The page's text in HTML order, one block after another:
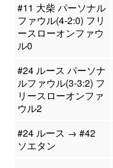
#11 大柴 パーソナル
ファウル(4-2:0) フリ
ースローオンファウ
ル0
#24 ルース パーソナ
ルファウル(3-3:2) フ
リースローオンファ
ウル2
#24 ルース → #42
ソエタン